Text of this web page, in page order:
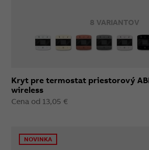
8 VARIANTOV
Kryt pre termostat priestorový
wireless
Cena od 13,05 €
NOVINKA